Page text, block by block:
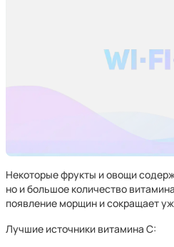
Некоторые фрукты и овощи
но и большое количество
появление морщин и сокращает
Лучшие источники витамина С: